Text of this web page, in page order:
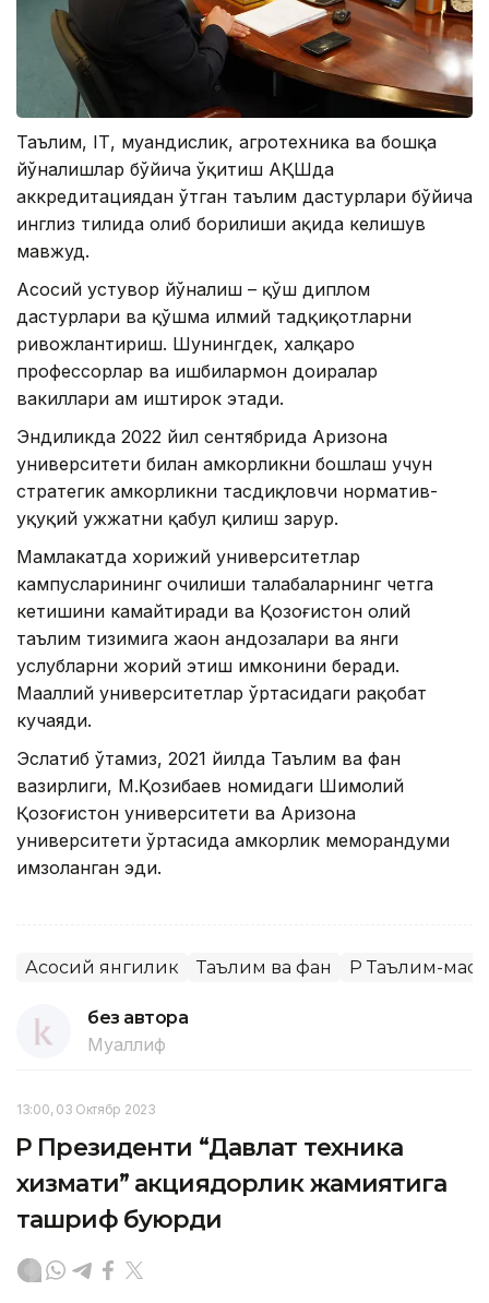
Таълим, IТ, муҳандислик, агротехника ва бошқа
йўналишлар бўйича ўқитиш АҚШда
аккредитациядан ўтган таълим дастурлари бўйича
инглиз тилида олиб борилиши ҳақида келишув
мавжуд.
Асосий устувор йўналиш – қўш диплом
дастурлари ва қўшма илмий тадқиқотларни
ривожлантириш. Шунингдек, халқаро
профессорлар ва ишбилармон доиралар
вакиллари ҳам иштирок этади.
Эндиликда 2022 йил сентябрида Аризона
университети билан ҳамкорликни бошлаш учун
стратегик ҳамкорликни тасдиқловчи норматив-
ҳуқуқий ҳужжатни қабул қилиш зарур.
Мамлакатда хорижий университетлар
кампусларининг очилиши талабаларнинг четга
кетишини камайтиради ва Қозоғистон олий
таълим тизимига жаҳон андозалари ва янги
услубларни жорий этиш имконини беради.
Маҳаллий университетлар ўртасидаги рақобат
кучаяди.
Эслатиб ўтамиз, 2021 йилда Таълим ва фан
вазирлиги, М.Қозибаев номидаги Шимолий
Қозоғистон университети ва Аризона
университети ўртасида ҳамкорлик меморандуми
имзоланган эди.
Асосий янгилик Таълим ва фан ҚР Таълим-
без автора
Муаллиф
13:00, 03 Октябр 2023
ҚР Президенти “Давлат техника
хизмати” акциядорлик жамиятига
ташриф буюрди